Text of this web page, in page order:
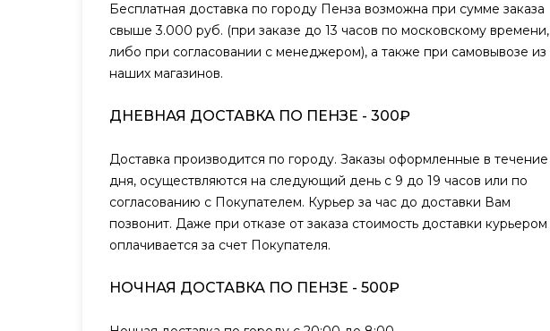
Бесплатная доставка по городу Пенза возможна при сумме заказа
свыше 3.000 руб. (при заказе до 13 часов по московскому времени,
либо при согласовании с менеджером), а также при самовывозе из
наших магазинов.
ДНЕВНАЯ ДОСТАВКА ПО ПЕНЗЕ - 300₽
Доставка производится по городу. Заказы оформленные в течение
дня, осуществляются на следующий день с 9 до 19 часов или по
согласованию с Покупателем. Курьер за час до доставки Вам
позвонит. Даже при отказе от заказа стоимость доставки курьером
оплачивается за счет Покупателя.
НОЧНАЯ ДОСТАВКА ПО ПЕНЗЕ - 500₽